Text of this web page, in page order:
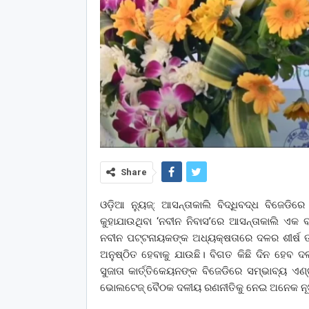
Share
ଓଡ଼ିଆ ନ୍ୟୁଜ୍: ଆସନ୍ତାକାଲି ବିଦ୍ଧିବଦ୍ଧ ବିଜେଡିରେ
କୁହାଯାଉଥିବା ‘ନବୀନ ନିବାସ’ରେ ଆସନ୍ତାକାଲି
ନବୀନ ପଟ୍ଟନାୟକଙ୍କ ଅଧ୍ୟକ୍ଷତାରେ ଦଳର
ଅନୁଷ୍ଠିତ ହେବାକୁ ଯାଉଛି। ବିଗତ କିଛି ଦିନ ହେବ
ସୁଜାତା କାର୍ତ୍ତିକେୟନଙ୍କ ବିଜେଡିରେ ସମ୍ଭାବ୍ୟ
ଭୋଲଟେଜ୍ ବୈଠକ ଦଳୀୟ ରଣନୀତିକୁ ନେଇ ଅନେକ